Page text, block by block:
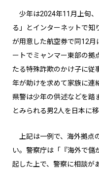
少年は2024年11月上旬、
る」とインターネットで知
が用意した航空券で同12
ートでミャンマー東部の拠
たる特殊詐欺のかけ子に従
年が助けを求めて家族に連
県警は少年の供述などを踏
とみられる男2人を日本に
上記は一例で、海外拠点
い。警察庁は「『海外で儲
起した上で、警察に相談が